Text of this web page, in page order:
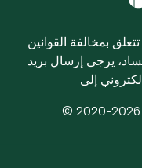
بمخالفة القوانين
يرجى إرسال بريد